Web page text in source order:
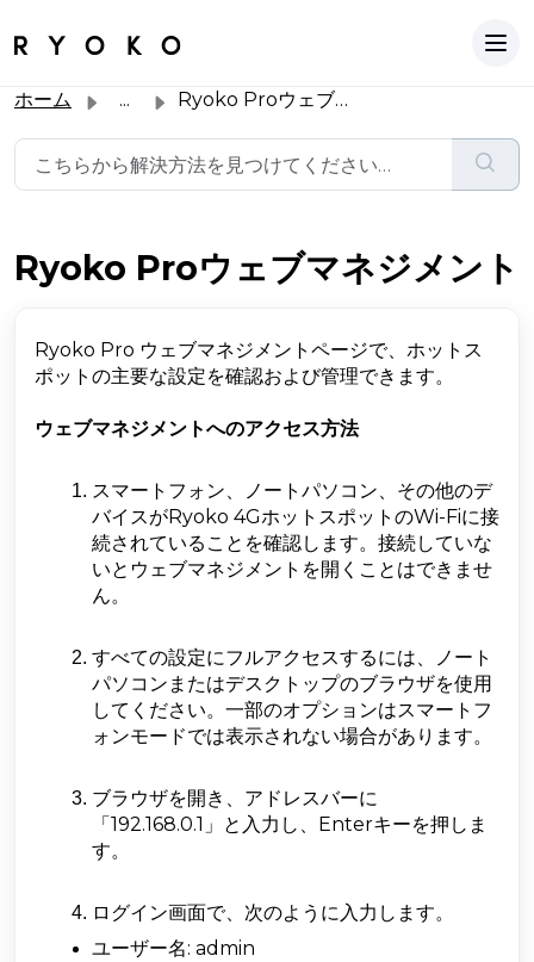
ホーム ... Ryoko Proウェブマネジメント
Ryoko Proウェブマネジメント
Ryoko Pro ウェブマネジメントページで、ホットス
ポットの主要な設定を確認および管理できます。
ウェブマネジメントへのアクセス方法
スマートフォン、ノートパソコン、その他のデ
バイスがRyoko 4GホットスポットのWi-Fiに接
続されていることを確認します。接続していな
いとウェブマネジメントを開くことはできませ
ん。
すべての設定にフルアクセスするには、ノート
パソコンまたはデスクトップのブラウザを使用
してください。一部のオプションはスマートフ
ォンモードでは表示されない場合があります。
ブラウザを開き、アドレスバーに
「192.168.0.1」と入力し、Enterキーを押しま
す。
ログイン画面で、次のように入力します。
ユーザー名: admin